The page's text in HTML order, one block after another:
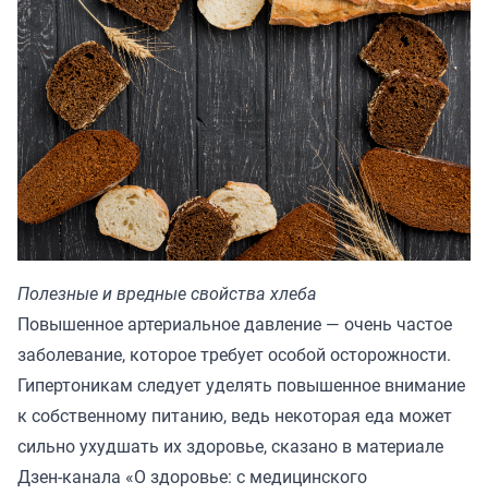
Полезные и вредные свойства хлеба
Повышенное артериальное давление — очень частое
заболевание, которое требует особой осторожности.
Гипертоникам следует уделять повышенное внимание
к собственному питанию, ведь некоторая еда может
сильно ухудшать их здоровье, сказано в материале
Дзен-канала «О здоровье: с медицинского